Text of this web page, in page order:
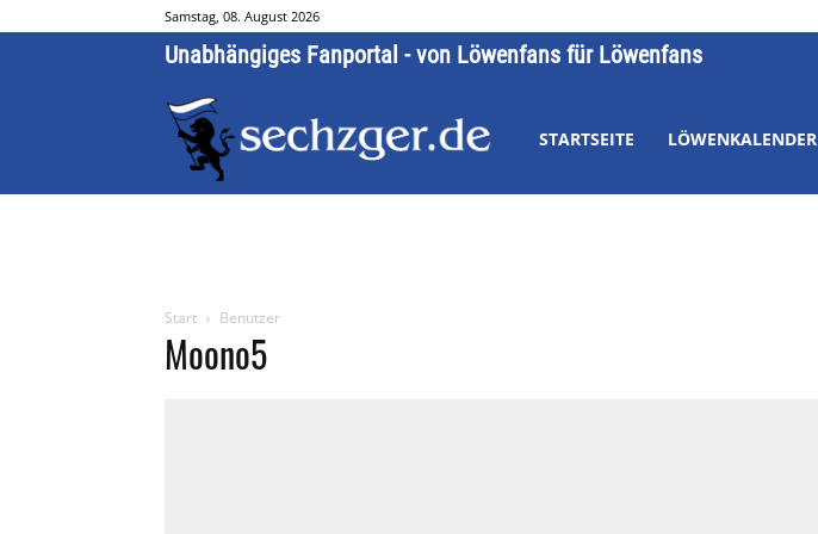
Samstag, 08. August 2026
Unabhängiges Fanportal - von Löwenfans für Löwenfans
STARTSEITE LÖWENKALENDER
Start Benutzer
Moono5